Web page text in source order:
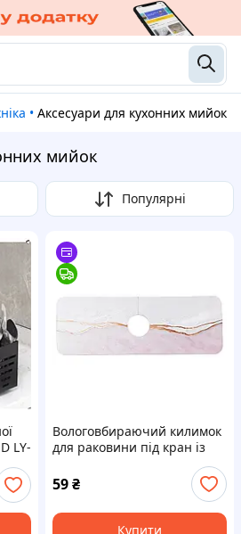
• Аксесуари для кухонних мийок
мийок
Популярні
LY-
Вологовбираючий килимок
для раковини під кран із
поліестеру 37,5*13 см HP-
42-11PG
59₴
Купити